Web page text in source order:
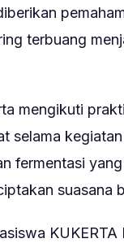
terbuang
mengikuti
selama
fermentasi
suasana